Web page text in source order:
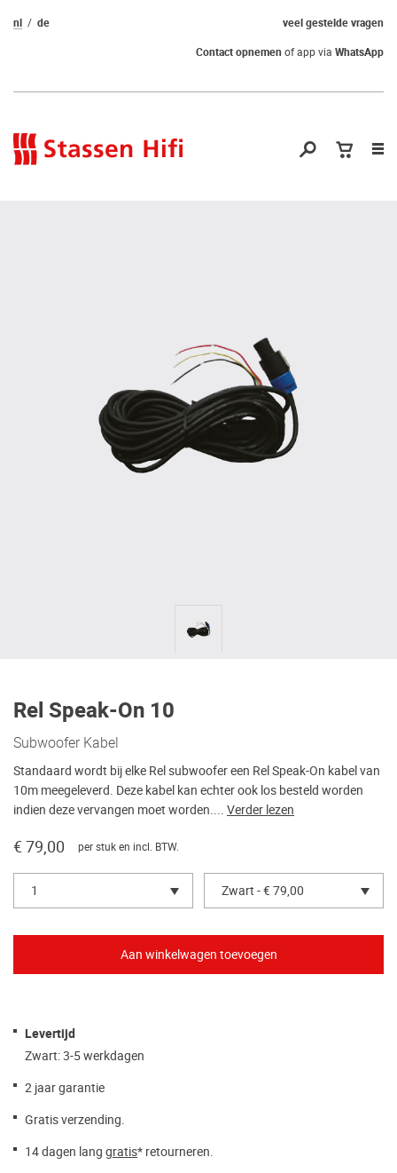
veel gestelde vragen
nl
de
Contact opnemenof app via WhatsApp
Rel Speak-On 10
Subwoofer Kabel
Standaard wordt bij elke Rel subwoofer een Rel Speak-On kabel van
10m meegeleverd. Deze kabel kan echter ook los besteld worden
indien deze vervangen moet worden.... Verder lezen
€ 79,00 per stuk en incl. BTW.
1 Zwart - € 79,00
Levertijd
Zwart: 3-5 werkdagen
2 jaar garantie
Gratis verzending.
14 dagen lang gratis* retourneren.